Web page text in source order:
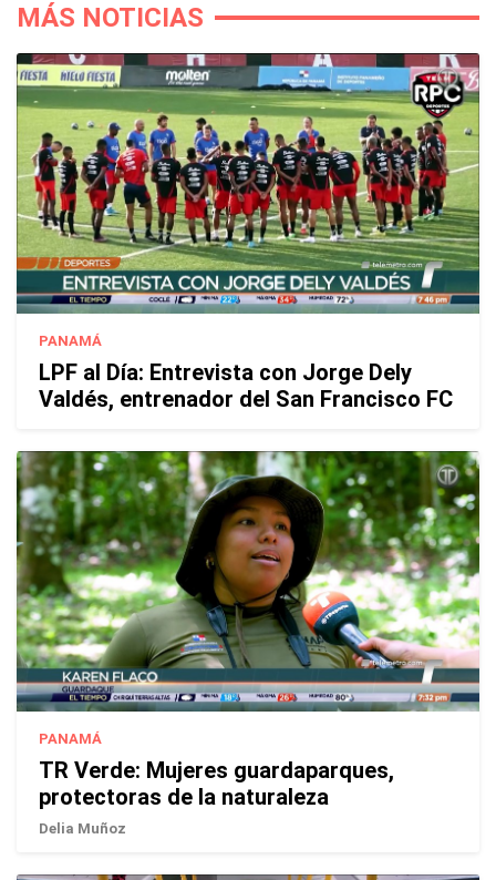
MÁS NOTICIAS
PANAMÁ
LPF al Día: Entrevista con Jorge Dely
Valdés, entrenador del San Francisco FC
PANAMÁ
TR Verde: Mujeres guardaparques,
protectoras de la naturaleza
Delia Muñoz